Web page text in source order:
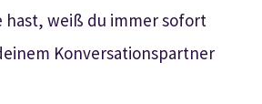
hast, weiß du immer sofort
Konversationspartner